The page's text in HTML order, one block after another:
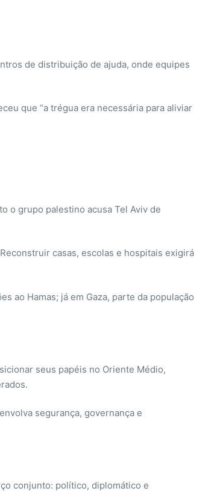
de distribuição de ajuda, onde equipes
que “a trégua era necessária para aliviar
o grupo palestino acusa Tel Aviv de
casas, escolas e hospitais exigirá
ao Hamas; já em Gaza, parte da população
seus papéis no Oriente Médio,
segurança, governança e
conjunto: político, diplomático e